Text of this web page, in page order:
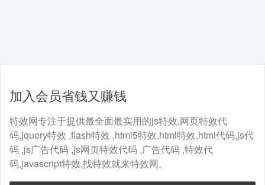
加入会员省钱又赚钱
特效网专注于提供最全面最实用的js特效,网页特效代
码,jquery特效 ,flash特效 ,html5特效,html特效,html代码,js代
码 ,js广告代码 ,js网页特效代码 ,广告代码 ,特效代
码,javascript特效,找特效就来特效网。